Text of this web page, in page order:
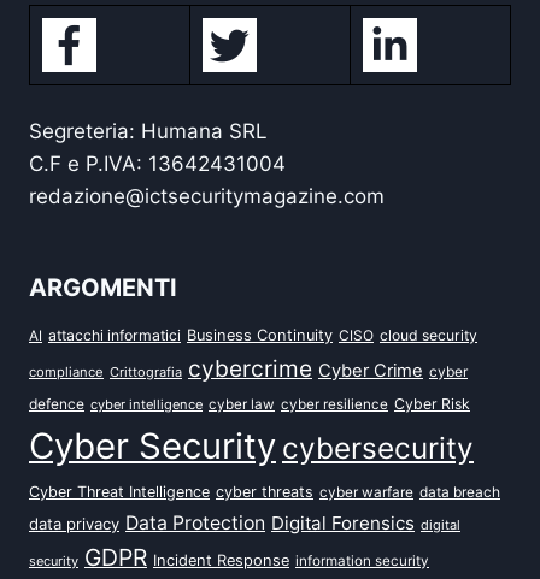
Segreteria: Humana SRL
C.F e P.IVA: 13642431004
redazione@ictsecuritymagazine.com
ARGOMENTI
AI attacchi informatici Business Continuity CISO cloud security
compliance Crittografia cybercrime Cyber Crime cyber
defence cyber intelligence cyber law cyber resilience Cyber Risk
Cyber Security cybersecurity
Cyber Threat Intelligence cyber threats cyber warfare data breach
data privacy Data Protection Digital Forensics digital
security GDPR Incident Response information security